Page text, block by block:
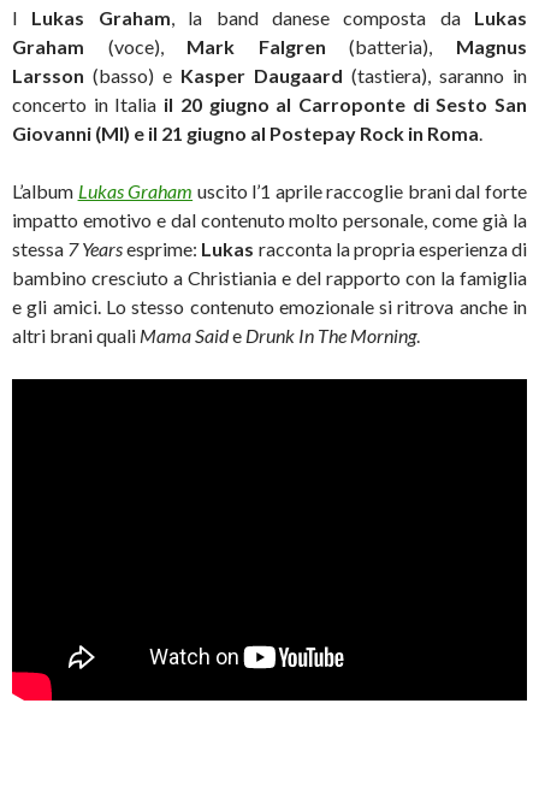
I Lukas Graham , la band danese composta da Lukas
Graham (voce), Mark Falgren (batteria), Magnus
Larsson (basso) e Kasper Daugaard (tastiera), saranno in
concerto in Italia il 20 giugno al Carroponte di Sesto San
Giovanni (MI) e il 21 giugno al Postepay Rock in Roma
L’album Lukas Graham uscito l’1 aprile raccoglie brani dal forte
impatto emotivo e dal contenuto molto personale, come già la
stessa 7 Yearsesprime: Lukas racconta la propria esperienza di
bambino cresciuto a Christiania e del rapporto con la famiglia
e gli amici. Lo stesso contenuto emozionale si ritrova anche in
altri brani quali Mama Saide Drunk In The Morning.